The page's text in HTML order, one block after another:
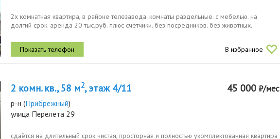
2х комнатная квартира, в районе телезавода. комнаты раздельные. с мебелью. на
долгий срок. аренда 20 тыс.руб. плюс счетчики. без посредников. без животных.
В избранное
2 комн. кв., 58 м2, этаж 4/11 45 000 ₽/мес
р-н (Прибрежный)
улица Перелета 29
сдаётся на длительный срок чистая, просторная и полностью укомплектованная квартира